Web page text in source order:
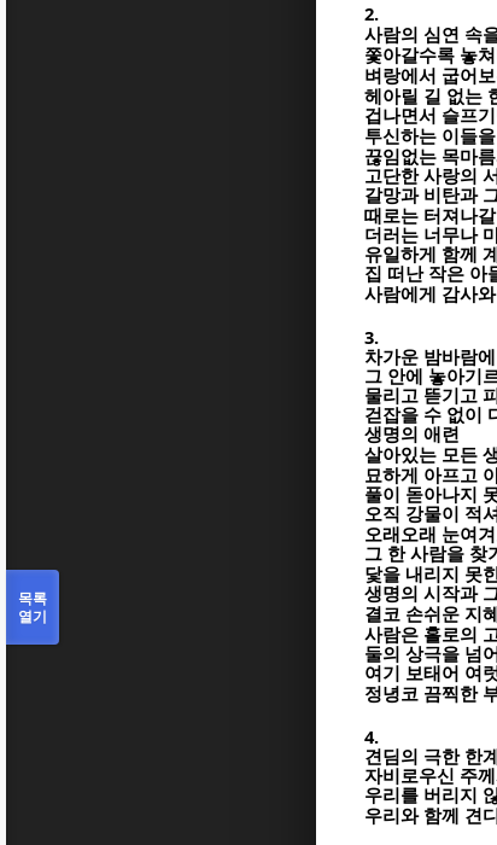
2.
사람의 심연 속
쫓아갈수록 놓
벼랑에서 굽어
헤아릴 길 없는
겁나면서 슬프
투신하는 이들
끊임없는 목마
고단한 사랑의
갈망과 비탄과
때로는 터져나
더러는 너무나
유일하게 함께
집 떠난 작은 아
사람에게 감사
3.
차가운 밤바람
그 안에 놓아기
물리고 뜯기고
걷잡을 수 없이
생명의 애련
살아있는 모든
묘하게 아프고
풀이 돋아나지
오직 강물이 적
오래오래 눈여
그 한 사람을 찾
닻을 내리지 못
생명의 시작과
결코 손쉬운 지
사람은 홀로의
둘의 상극을 넘
여기 보태어 여
정녕코 끔찍한
4.
견딤의 극한 한
자비로우신 주께
우리를 버리지
우리와 함께 견
목록
열기